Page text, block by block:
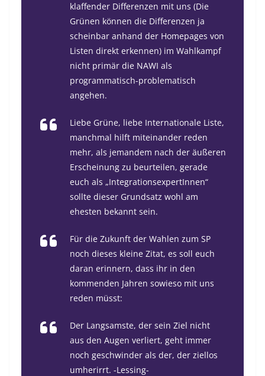
klaffender Differenzen mit uns (Die
Grünen können die Differenzen ja
scheinbar anhand der Homepages von
Listen direkt erkennen) im Wahlkampf
nicht primär die NAWI als
programmatisch-problematisch
angehen.
Liebe Grüne, liebe Internationale Liste,
manchmal hilft miteinander reden
mehr, als jemandem nach der äußeren
Erscheinung zu beurteilen, gerade
euch als „IntegrationsexpertInnen“
sollte dieser Grundsatz wohl am
ehesten bekannt sein.
Für die Zukunft der Wahlen zum SP
noch dieses kleine Zitat, es soll euch
daran erinnern, dass ihr in den
kommenden Jahren sowieso mit uns
reden müsst:
Der Langsamste, der sein Ziel nicht
aus den Augen verliert, geht immer
noch geschwinder als der, der ziellos
umherirrt. -Lessing-